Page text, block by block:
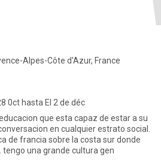
Alpes-Côte d'Azur, France
0ct hasta El 2 de déc
que esta capaz de estar a su
en cualquier estrato social.
de francia sobre la costa sur donde
una grande cultura gen